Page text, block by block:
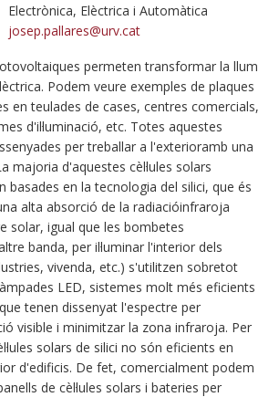
Electrònica, Elèctrica i Automàtica
josep.pallares@urv.cat
permeten transformar la llum
Podem veure exemples de plaques
en teulades de cases, centres comercials,
d'il·luminació, etc. Totes aquestes
per treballar a l'exterioramb una
majoria d'aquestes cèl·lules solars
basades en la tecnologia del silici, que és
alta absorció de la radiacióinfraroja
solar, igual que les bombetes
banda, per il·luminar l'interior dels
vivenda, etc.) s'utilitzen sobretot
LED, sistemes molt més eficients
tenen dissenyat l'espectre per
visible i minimitzar la zona infraroja. Per
solars de silici no són eficients en
d'edificis. De fet, comercialment podem
de cèl·lules solars i bateries per